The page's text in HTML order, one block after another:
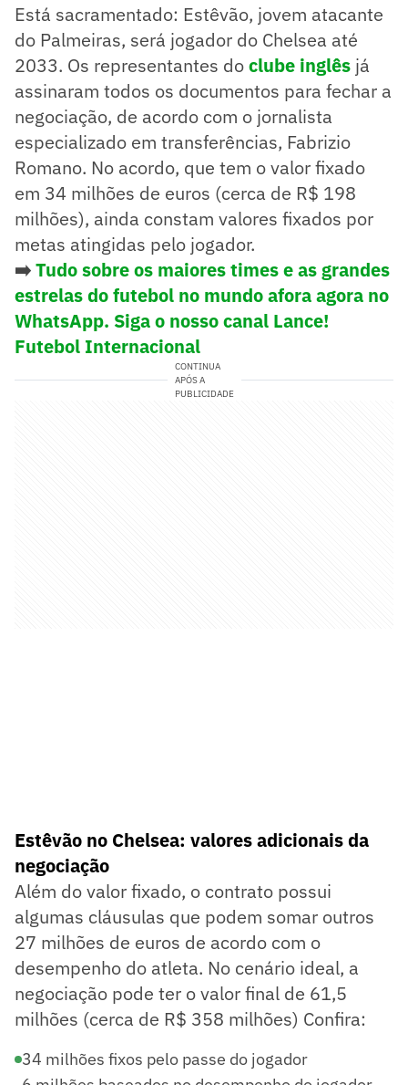
Está sacramentado: Estêvão, jovem atacante
do Palmeiras, será jogador do Chelsea até
2033. Os representantes doclube inglês já
assinaram todos os documentos para fechar a
negociação, de acordo com o jornalista
especializado em transferências, Fabrizio
Romano. No acordo, que tem o valor fixado
em 34 milhões de euros (cerca de R$ 198
milhões), ainda constam valores fixados por
metas atingidas pelo jogador.
➡️Tudo sobre os maiores times e as grandes
estrelas do futebol no mundo afora agora no
WhatsApp. Siga o nosso canal Lance!
Futebol Internacional
CONTINUA
APÓS A
PUBLICIDADE
Estêvão no Chelsea: valores adicionais da
negociação
Além do valor fixado, o contrato possui
algumas cláusulas que podem somar outros
27 milhões de euros de acordo com o
desempenho do atleta. No cenário ideal, a
negociação pode ter o valor final de 61,5
milhões (cerca de R$ 358 milhões) Confira:
34 milhões fixos pelo passe do jogador